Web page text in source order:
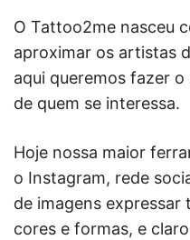
O Tattoo2me nasceu
aproximar os artistas
aqui queremos fazer
de quem se interessa.
Hoje nossa maior
o Instagram, rede
de imagens
cores e formas, e